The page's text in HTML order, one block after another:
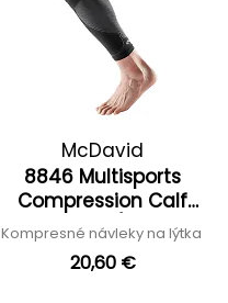
McDavid
8846 Multisports
Compression Calf
Sleeves / Pair
Kompresné návleky na lýtka
20,60 €